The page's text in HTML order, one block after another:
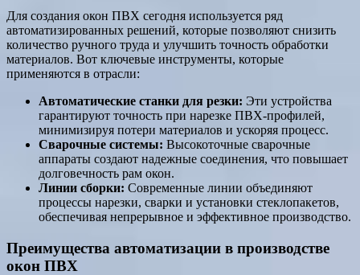
Для создания окон ПВХ сегодня используется ряд
автоматизированных решений, которые позволяют снизить
количество ручного труда и улучшить точность обработки
материалов. Вот ключевые инструменты, которые
применяются в отрасли:
Автоматические станки для резки: Эти устройства
гарантируют точность при нарезке ПВХ-профилей,
минимизируя потери материалов и ускоряя процесс.
Сварочные системы: Высокоточные сварочные
аппараты создают надежные соединения, что повышает
долговечность рам окон.
Линии сборки: Современные линии объединяют
процессы нарезки, сварки и установки стеклопакетов,
обеспечивая непрерывное и эффективное производство.
Преимущества автоматизации в производстве
окон ПВХ